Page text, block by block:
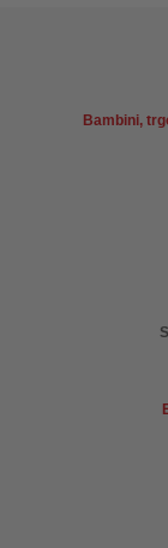
Bambini,